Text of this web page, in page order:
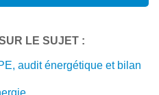
LE SUJET :
audit énergétique et bilan